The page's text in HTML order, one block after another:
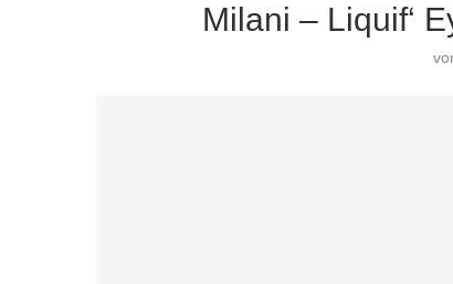
Milani – Liquif‘